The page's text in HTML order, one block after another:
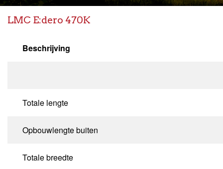
LMC E:dero 470K
Beschrijving
Totale lengte
Opbouwlengte buiten
Totale breedte